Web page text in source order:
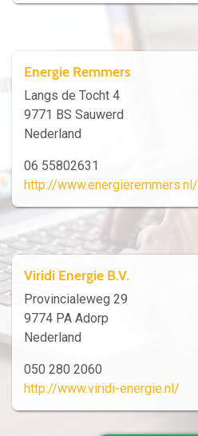
Energie Remmers
Langs de Tocht 4
9771 BS Sauwerd
Nederland
06 55802631
http://www.energieremmers.nl/
Viridi Energie B.V.
Provincialeweg 29
9774 PA Adorp
Nederland
050 280 2060
http://www.viridi-energie.nl/